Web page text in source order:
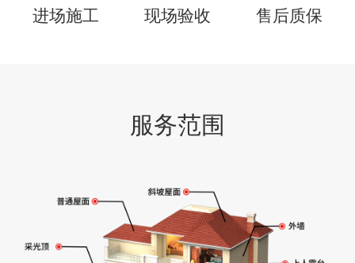
进场施工 现场验收 售后质保
服务范围